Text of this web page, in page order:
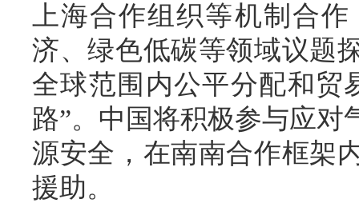
上海合作组织等机制合
济、绿色低碳等领域议题
全球范围内公平分配和贸
路”。中国将积极参与应
源安全，在南南合作框架
援助。